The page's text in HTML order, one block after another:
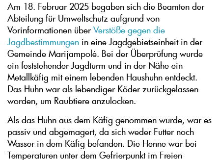
Am 18. Februar 2025 begaben sich die Beamten der
Abteilung für Umweltschutz aufgrund von
Vorinformationen über Verstöße gegen die
Jagdbestimmungen in eine Jagdgebietseinheit in der
Gemeinde Marijampolė. Bei der Überprüfung wurde
ein feststehender Jagdturm und in der Nähe ein
Metallkäfig mit einem lebenden Haushuhn entdeckt.
Das Huhn war als lebendiger Köder zurückgelassen
worden, um Raubtiere anzulocken.
Als das Huhn aus dem Käfig genommen wurde, war es
passiv und abgemagert, da sich weder Futter noch
Wasser in dem Käfig befanden. Die Henne war bei
Temperaturen unter dem Gefrierpunkt im Freien